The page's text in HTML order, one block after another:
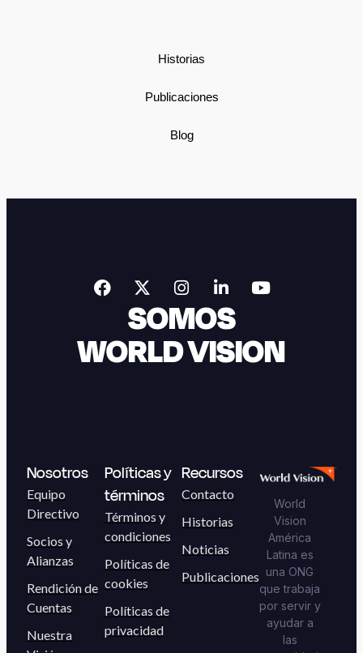
Historias
Publicaciones
Blog
SOMOS
WORLD VISION
Nosotros
Equipo
Directivo
Socios y
Alianzas
Rendición de
Cuentas
Nuestra
Políticas y
términos
Términos y
condiciones
Políticas de
cookies
Políticas de
privacidad
Recursos
Contacto
Historias
Noticias
Publicaciones
World
Vision
América
Latina es
una ONG
que trabaja
por servir y
ayudar a
las